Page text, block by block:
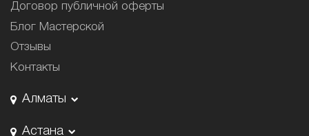
Договор публичной оферты
Блог Мастерской
Отзывы
Контакты
Алматы
Астана